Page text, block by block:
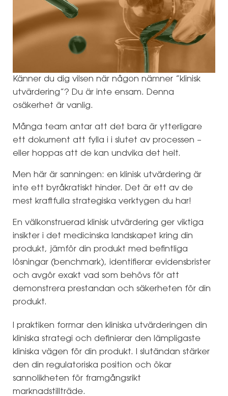
Känner du dig vilsen när någon nämner ”klinisk
utvärdering”? Du är inte ensam. Denna
osäkerhet är vanlig.
Många team antar att det bara är ytterligare
ett dokument att fylla i i slutet av processen –
eller hoppas att de kan undvika det helt.
Men här är sanningen: en klinisk utvärdering är
inte ett byråkratiskt hinder. Det är ett av de
mest kraftfulla strategiska verktygen du har!
En välkonstruerad klinisk utvärdering ger viktiga
insikter i det medicinska landskapet kring din
produkt, jämför din produkt med befintliga
lösningar (benchmark), identifierar evidensbrister
och avgör exakt vad som behövs för att
demonstrera prestandan och säkerheten för din
produkt.
I praktiken formar den kliniska utvärderingen din
kliniska strategi och definierar den lämpligaste
kliniska vägen för din produkt. I slutändan stärker
den din regulatoriska position och ökar
sannolikheten för framgångsrikt
marknadstillträde.